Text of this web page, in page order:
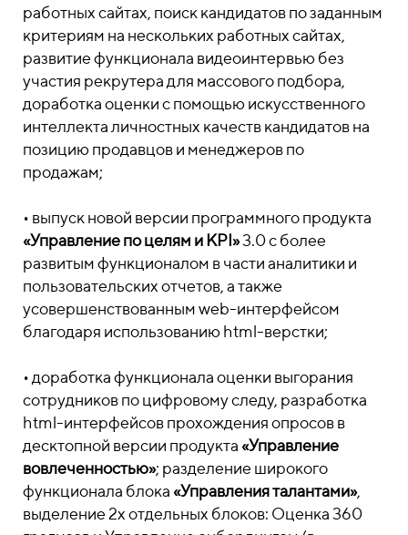
работных сайтах, поиск кандидатов по заданным
критериям на нескольких работных сайтах,
развитие функционала видеоинтервью без
участия рекрутерадля массового подбора,
доработка оценки с помощью искусственного
интеллекта личностных качеств кандидатов на
позицию продавцов и менеджеров по
продажам;
• выпуск новой версии программного продукта
«Управление по целям и KPI»3.0 с более
развитым функционалом в части аналитики и
пользовательских отчетов, а также
усовершенствованным web-интерфейсом
благодаря использованию html-верстки;
• доработка функционала оценки выгорания
сотрудников по цифровому следу, разработка
html-интерфейсов прохождения опросов в
десктопной версии продукта«Управление
вовлеченностью»; разделение широкого
функционала блока«Управления талантами»,
выделение 2х отдельных блоков: Оценка 360